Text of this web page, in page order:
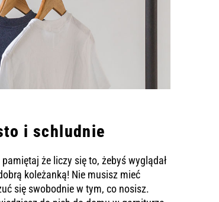
i schludnie
że liczy się to, żebyś wyglądał
koleżanką! Nie musisz mieć
się swobodnie w tym, co nosisz.